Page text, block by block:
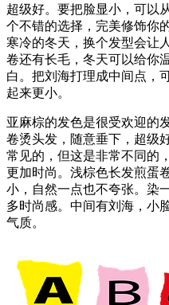
超级好。要把脸显小，可以
个不错的选择，完美修饰你
寒冷的冬天，换个发型会让
卷还有长毛，冬天可以给你
白。把刘海打理成中间点，
起来更小。
亚麻棕的发色是很受欢迎的
卷烫头发，随意垂下，超级
常见的，但这是非常不同的
更加时尚。浅棕色长发煎蛋
小，自然一点也不夸张。染
多时尚感。中间有刘海，小
气质。